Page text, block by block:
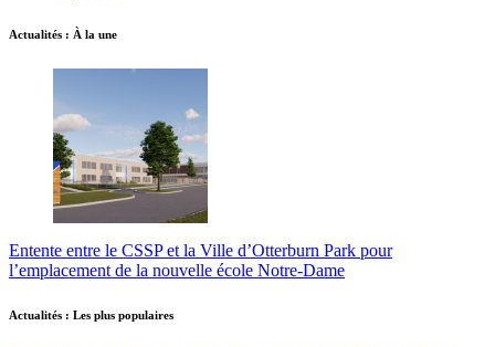
Actualités : À la une
Entente entre le CSSP et la Ville d’Otterburn Park pour
l’emplacement de la nouvelle école Notre-Dame
Actualités : Les plus populaires